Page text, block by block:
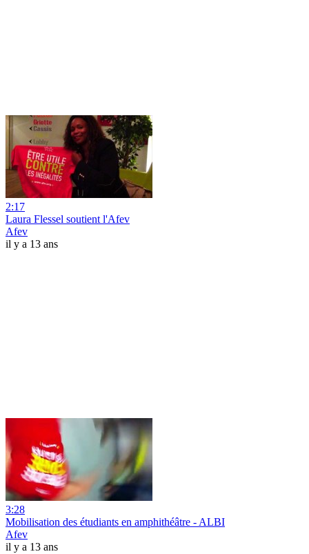
2:17
Laura Flessel soutient l'Afev
Afev
il y a 13 ans
3:28
Mobilisation des étudiants en amphithéâtre - ALBI
Afev
il y a 13 ans